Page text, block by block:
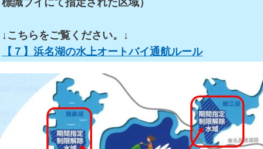
標識ブイにて指定された区域）
↓こちらをご覧ください。↓
【７】浜名湖の水上オートバイ通航ルール